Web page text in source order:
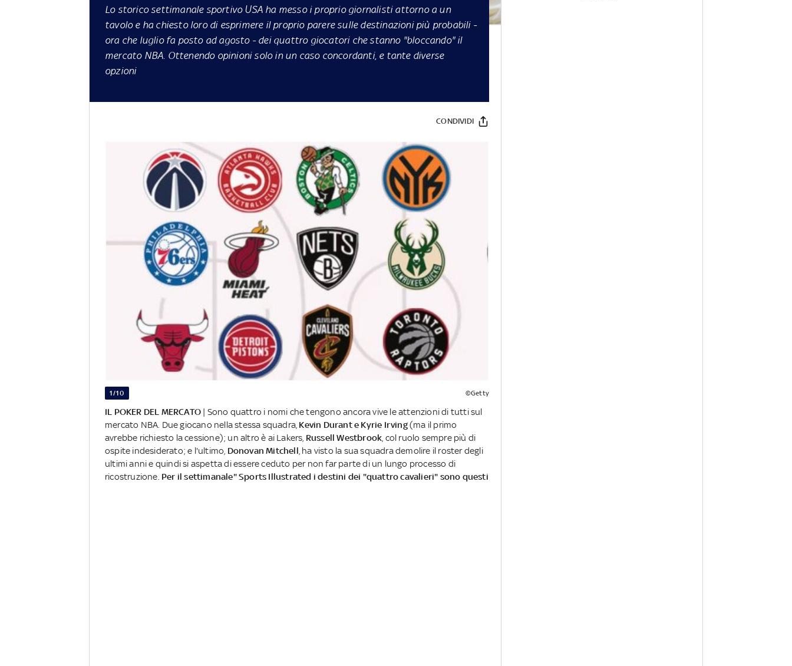
Lo storico settimanale sportivo USA ha messo i proprio giornalisti attorno a un
tavolo e ha chiesto loro di esprimere il proprio parere sulle destinazioni più probabili -
ora che luglio fa posto ad agosto - dei quattro giocatori che stanno "bloccando" il
mercato NBA. Ottenendo opinioni solo in un caso concordanti, e tante diverse
opzioni
CONDIVIDI
1/10 ©Getty
IL POKER DEL MERCATO | Sono quattro i nomi che tengono ancora vive le attenzioni di tutti sul
mercato NBA. Due giocano nella stessa squadra, Kevin Durant e Kyrie Irving(ma il primo
avrebbe richiesto la cessione); un altro è ai Lakers, Russell Westbrook, col ruolo sempre più di
ospite indesiderato; e l'ultimo, Donovan Mitchell, ha visto la sua squadra demolire il roster degli
ultimi anni e quindi si aspetta di essere ceduto per non far parte di un lungo processo di
ricostruzione. Per il settimanale" Sports Illustrated i destini dei "quattro cavalieri" sono questi